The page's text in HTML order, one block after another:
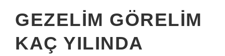
GEZELIM GÖRELIM
KAÇ YILINDA